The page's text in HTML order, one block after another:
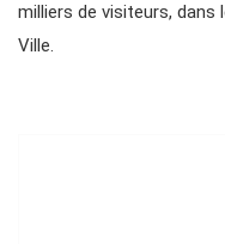
milliers de visiteurs, dans
Ville.